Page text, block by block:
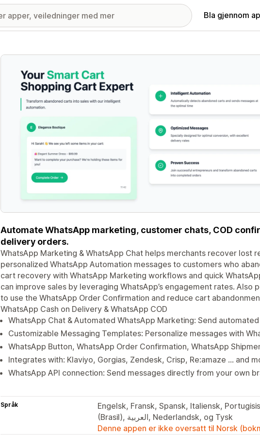
Bla gjennom
Galleri med fremhevede bilder
Automate WhatsApp marketing, customer chats, COD
delivery orders.
WhatsApp Marketing & WhatsApp Chat helps merchants recover lost
personalized WhatsApp Automation messages to customers who
cart recovery with WhatsApp Marketing workflows and quick
can improve sales by leveraging WhatsApp’s engagement rates. Also
to use the WhatsApp Order Confirmation and reduce cart
WhatsApp Cash on Delivery & WhatsApp COD
WhatsApp Chat & Automated WhatsApp Marketing: Send
Customizable Messaging Templates: Personalize messages with
WhatsApp Button, WhatsApp Order Confirmation, WhatsApp
Integrates with: Klaviyo, Gorgias, Zendesk, Crisp, Re:amaze ... and
WhatsApp API connection: Send messages directly from your own
Språk
Engelsk, Fransk, Spansk, Italiensk,
(Brasil), العربية, Nederlandsk, og Tysk
Denne appen er ikke oversatt til Norsk